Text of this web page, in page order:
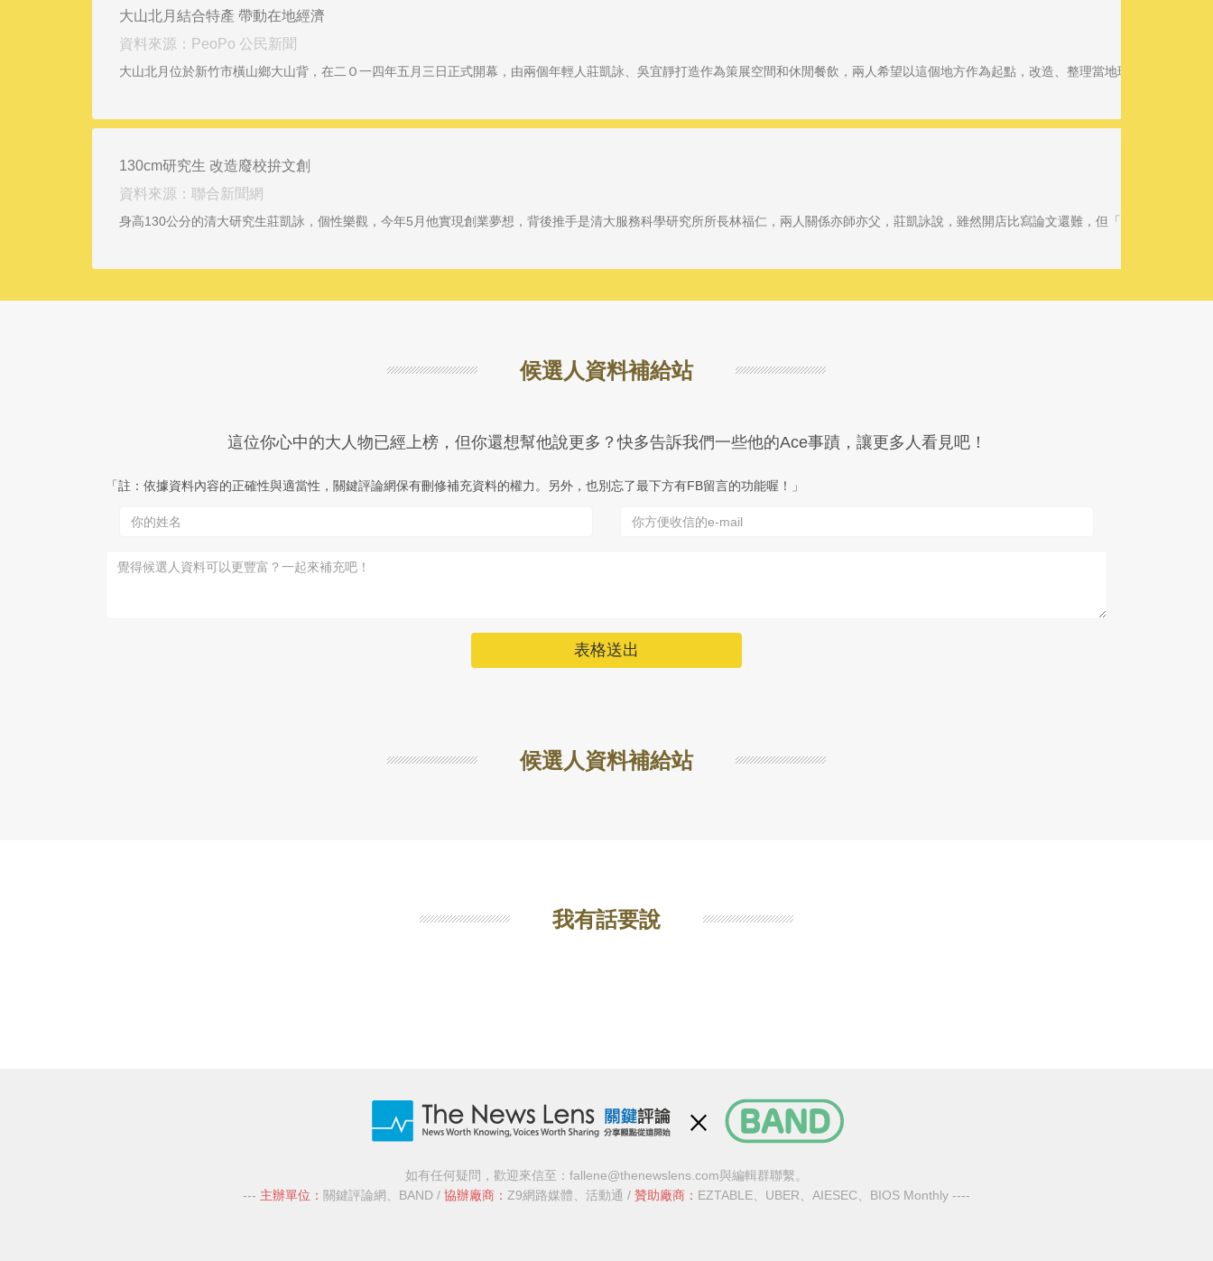
大山北月結合特產 帶動在地經濟
資料來源：PeoPo 公民新聞
大山北月位於新竹市橫山鄉大山背，在二Ｏ一四年五月三日正式開幕，由兩個年輕人莊凱詠、吳宜靜打造作為策展空間和休閒餐飲，兩人希望以這個地方作為起點，改造、整理當地環境，並且和
130cm研究生 改造廢校拚文創
資料來源：聯合新聞網
身高130公分的清大研究生莊凱詠，個性樂觀，今年5月他實現創業夢想，背後推手是清大服務科學研究所所長林福仁，兩人關係亦師亦父，莊凱詠說，雖然開店比寫論文還難，但「老師挺著我前
候選人資料補給站
這位你心中的大人物已經上榜，但你還想幫他說更多？快多告訴我們一些他的Ace事蹟，讓更多人看見吧！
「註：依據資料內容的正確性與適當性，關鍵評論網保有刪修補充資料的權力。另外，也別忘了最下方有FB留言的功能喔！」
表格送出
候選人資料補給站
我有話要說
如有任何疑問，歡迎來信至： fallene@thenewslens.com與編輯群聯繫。
--- 主辦單位： 關鍵評論網 BAND / 協辦廠商： Z9網路媒體 活動通 / 贊助廠商： EZTABLE UBER AIESEC BIOS Monthly ----